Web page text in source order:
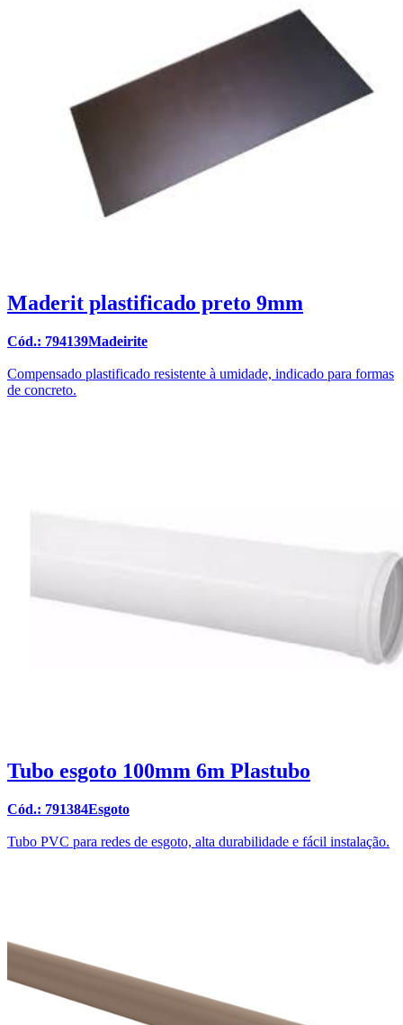
Maderit plastificado preto 9mm
Cód.: 794139Madeirite
Compensado plastificado resistente à umidade, indicado para formas
de concreto.
Tubo esgoto 100mm 6m Plastubo
Cód.: 791384Esgoto
Tubo PVC para redes de esgoto, alta durabilidade e fácil instalação.